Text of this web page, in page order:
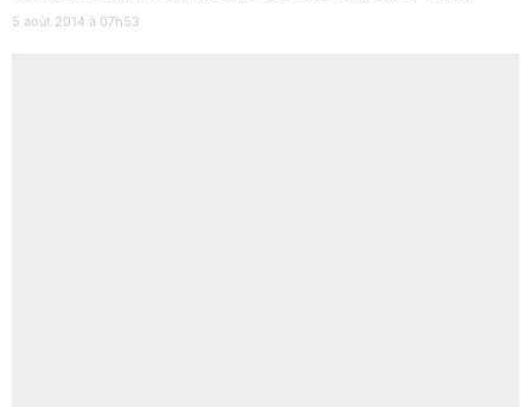
5 août 2014 à 07h53